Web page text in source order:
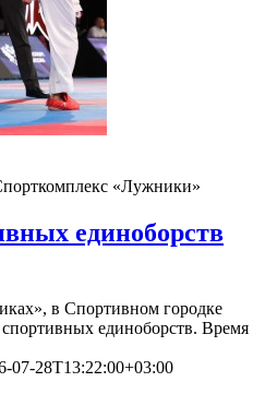
«Лужники»
единоборств
в Спортивном городке
единоборств. Время
07-28T13:22:00+03:00